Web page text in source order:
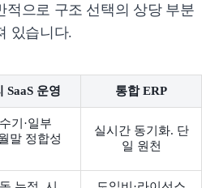
적으로 구조 선택의 상당 부분
있습니다.
SaaS 운영 통합 ERP
기·일부
말 정합성
실시간 동기화. 단
일 원천